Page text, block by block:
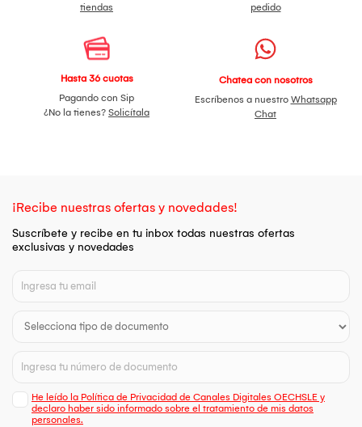
tiendas
pedido
Hasta 36 cuotas
Pagando con Sip
¿No la tienes? Solicítala
Chatea con nosotros
Escríbenos a nuestro Whatsapp
Chat
¡Recibe nuestras ofertas y novedades!
Suscríbete y recibe en tu inbox todas nuestras ofertas
exclusivas y novedades
He leído la Política de Privacidad de Canales Digitales OECHSLE y
declaro haber sido informado sobre el tratamiento de mis datos
personales.